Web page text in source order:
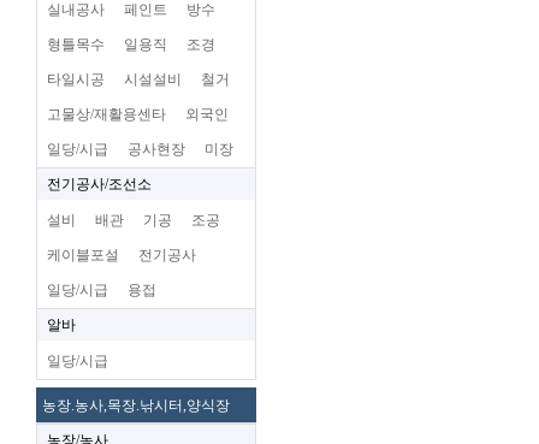
실내공사 페인트 방수
형틀목수 일용직 조경
타일시공 시설설비 철거
고물상/재활용센타 외국인
일당/시급 공사현장 미장
전기공사/조선소
설비 배관 기공 조공
케이블포설 전기공사
일당/시급 용접
알바
일당/시급
농장.농사,목장.낚시터,양식장
농장/농사